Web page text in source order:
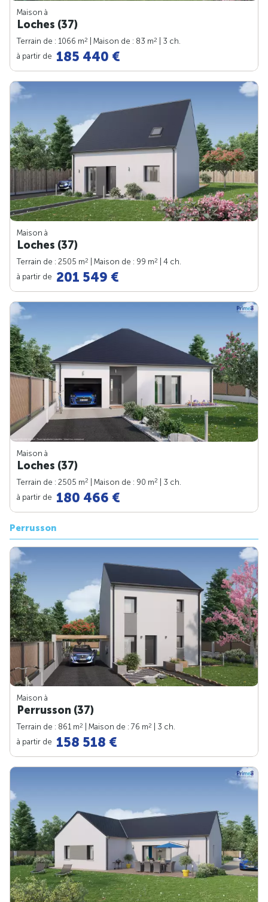
Maison à
Loches (37)
Terrain de : 1066 m2 | Maison de : 83 m2
| 3 ch.
à partir de 185 440 €
Maison à
Loches (37)
Terrain de : 2505 m2 | Maison de : 99 m2
| 4 ch.
à partir de 201 549 €
Maison à
Loches (37)
Terrain de : 2505 m2 | Maison de : 90 m2
| 3 ch.
à partir de 180 466 €
Perrusson
Maison à
Perrusson (37)
Terrain de : 861 m2 | Maison de : 76 m2
| 3 ch.
à partir de 158 518 €